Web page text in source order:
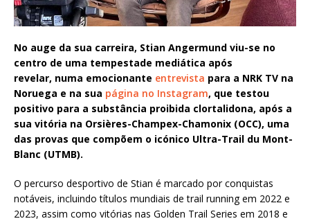
No auge da sua carreira, Stian Angermund viu-se no
centro de uma tempestade mediática após
revelar, numa emocionante entrevista para a NRK TV na
Noruega e na sua página no Instagram, que testou
positivo para a substância proibida clortalidona, após a
sua vitória na Orsières-Champex-Chamonix (OCC), uma
das provas que compõem o icónico Ultra-Trail du Mont-
Blanc (UTMB).
O percurso desportivo de Stian é marcado por conquistas
notáveis, incluindo títulos mundiais de trail running em 2022 e
2023, assim como vitórias nas Golden Trail Series em 2018 e